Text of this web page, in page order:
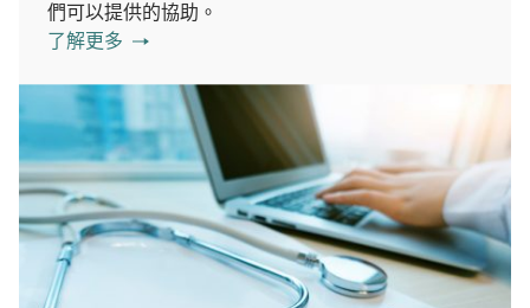
們可以提供的協助。
了解更多